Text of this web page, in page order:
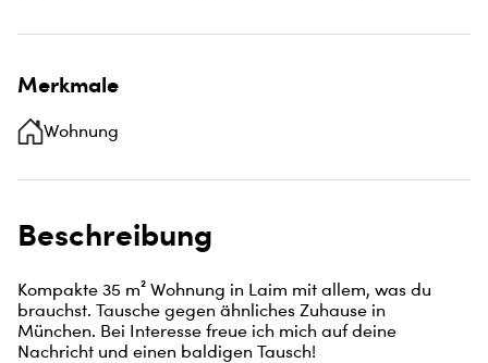
Merkmale
Wohnung
Beschreibung
Kompakte 35 m² Wohnung in Laim mit allem, was du
brauchst. Tausche gegen ähnliches Zuhause in
München. Bei Interesse freue ich mich auf deine
Nachricht und einen baldigen Tausch!